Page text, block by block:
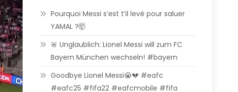
Pourquoi Messi s’est t’il levé pour saluer
YAMAL ?🤯
🚨 Unglaublich: Lionel Messi will zum FC
Bayern München wechseln! #bayern
Goodbye Lionel Messi😭💔 #eafc
#eafc25 #fifa22 #eafcmobile #fifa